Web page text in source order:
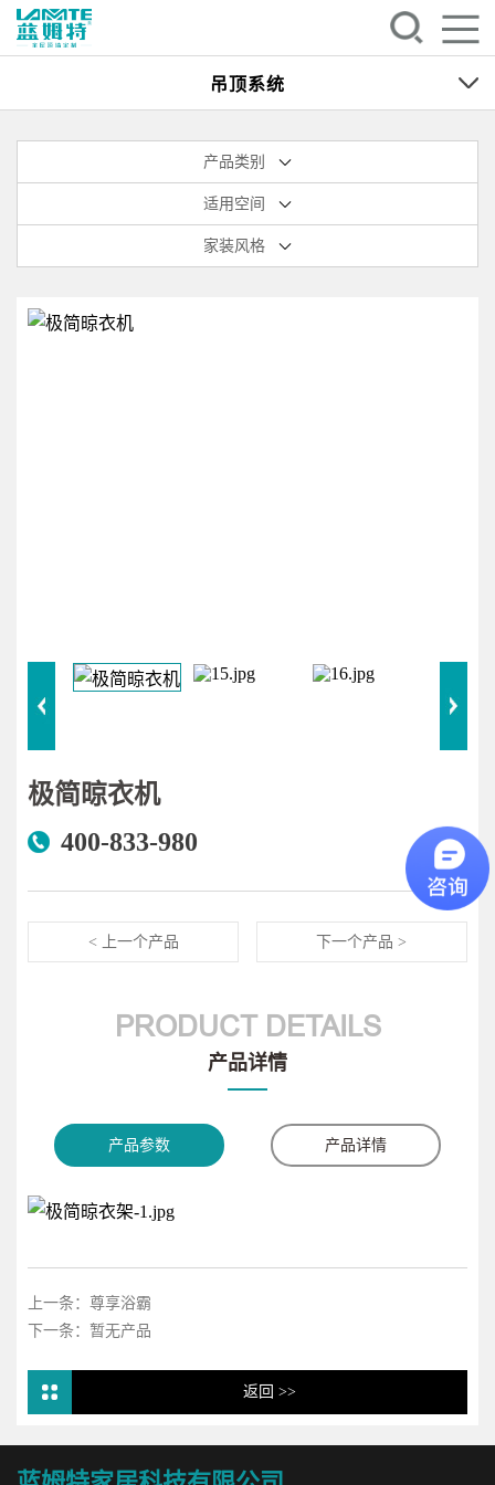
吊顶系统
产品类别
适用空间
家装风格
极简晾衣机
400-833-980
< 上一个产品 下一个产品 >
PRODUCT DETAILS
产品详情
产品参数 产品详情
返回 >>
上一条：尊享浴霸
下一条：暂无产品